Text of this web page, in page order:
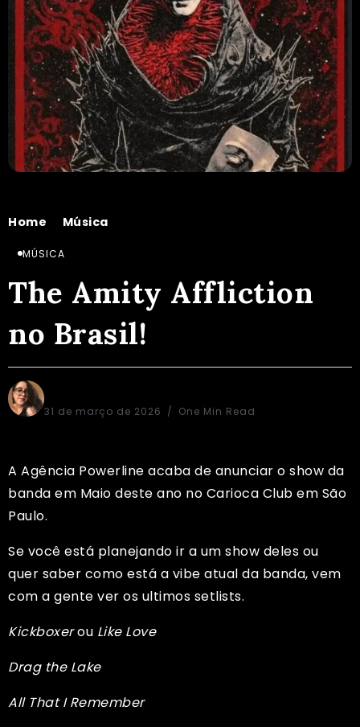
Home Música
MÚSICA
The Amity Affliction
no Brasil!
31 de março de 2026 One Min Read
A Agência Powerline acaba de anunciar o show da
banda em Maio deste ano no Carioca Club em São
Paulo.
Se você está planejando ir a um show deles ou
quer saber como está a vibe atual da banda, vem
com a gente ver os ultimos setlists.
Kickboxerou Like Love
Drag the Lake
All That I Remember